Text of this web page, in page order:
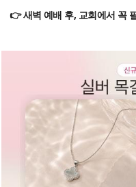
👉 새벽 예배 후, 교회에서 꼭